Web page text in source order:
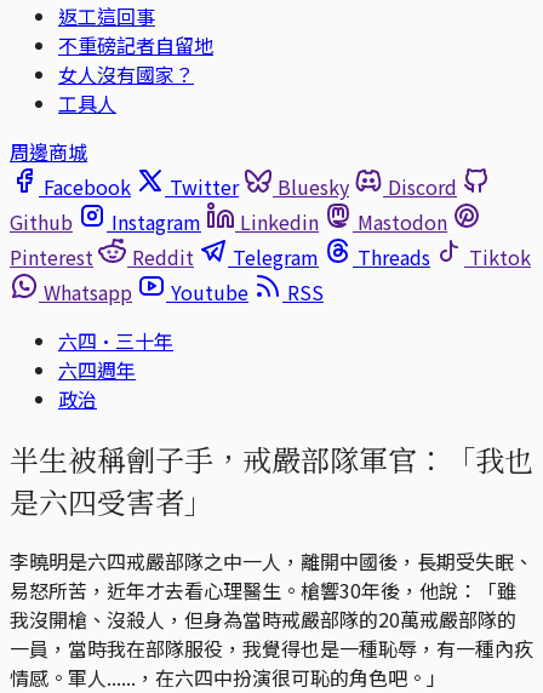
返工這回事
不重磅記者自留地
女人沒有國家？
工具人
周邊商城
Facebook
Twitter Bluesky
Discord
Github
Instagram Linkedin
Mastodon
Pinterest
Reddit Telegram Threads
Tiktok
Whatsapp
Youtube
RSS
六四·三十年
六四週年
政治
半生被稱劊子手，戒嚴部隊軍官：「我也
是六四受害者」
李曉明是六四戒嚴部隊之中一人，離開中國後，長期受失眠、
易怒所苦，近年才去看心理醫生。槍響30年後，他說：「雖
我沒開槍、沒殺人，但身為當時戒嚴部隊的20萬戒嚴部隊的
一員，當時我在部隊服役，我覺得也是一種恥辱，有一種內疚
情感。軍人......，在六四中扮演很可恥的角色吧。」